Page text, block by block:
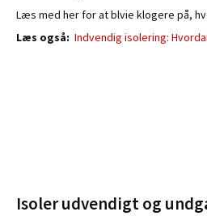
Læs med her for at blvie klogere på,
Læs også: Indvendig isolering:
Isoler udvendigt og